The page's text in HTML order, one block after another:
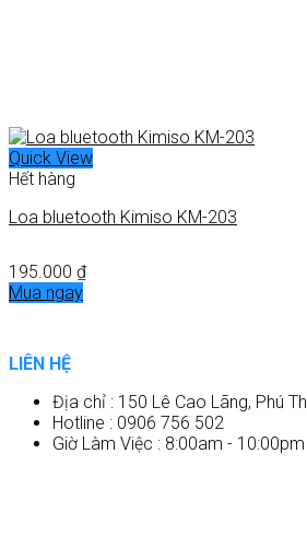
Quick View
Hết hàng
Loa bluetooth Kimiso KM-203
195.000 ₫
Mua ngay
LIÊN HỆ
Địa chỉ : 150 Lê Cao Lãng, Phú
Hotline : 0906 756 502
Giờ Làm Việc : 8:00am - 10:00pm